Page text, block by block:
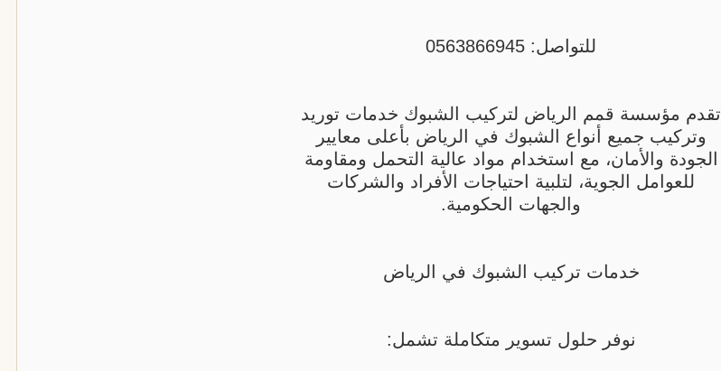
للتواصل: 0563866945
تقدم مؤسسة قمم الرياض لتركيب الشبوك خدمات توريد
وتركيب جميع أنواع الشبوك في الرياض بأعلى معايير
الجودة والأمان، مع استخدام مواد عالية التحمل ومقاومة
للعوامل الجوية، لتلبية احتياجات الأفراد والشركات
والجهات الحكومية.
خدمات تركيب الشبوك في الرياض
نوفر حلول تسوير متكاملة تشمل: